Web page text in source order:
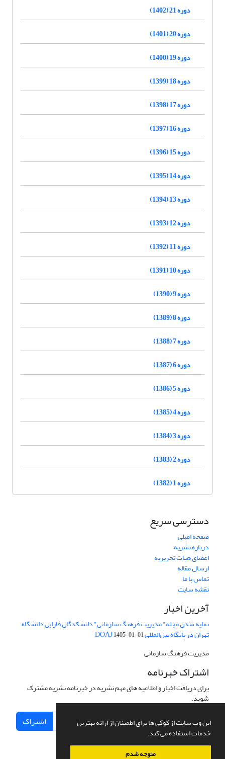
این وب سایت از کوکی ها برای اطمینان از ارائه بهترین
خدمات استفاده می کند.
متوجه شدم
دوره 21 (1402)
دوره 20 (1401)
دوره 19 (1400)
دوره 18 (1399)
دوره 17 (1398)
دوره 16 (1397)
دوره 15 (1396)
دوره 14 (1395)
دوره 13 (1394)
دوره 12 (1393)
دوره 11 (1392)
دوره 10 (1391)
دوره 9 (1390)
دوره 8 (1389)
دوره 7 (1388)
دوره 6 (1387)
دوره 5 (1386)
دوره 4 (1385)
دوره 3 (1384)
دوره 2 (1383)
دوره 1 (1382)
دسترسی سریع
صفحه اصلی
درباره نشریه
اعضای هیات تحریریه
ارسال مقاله
تماس با ما
نقشه سایت
آخرین اخبار
نمایه شدن مجله" مدیریت فرهنگ سازمانی" دانشکدگان فارابی دانشگاه
تهران در پایگاه بین‌المللی DOAJ1405-01-01
مدیریت فرهنگ سازمانی
اشتراک خبرنامه
برای دریافت اخبار و اطلاعیه های مهم نشریه در خبرنامه نشریه مشترک
شوید.
اشتراک